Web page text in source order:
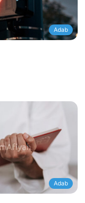
Adab
Adab